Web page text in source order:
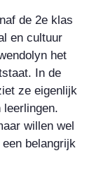
de 2e klas
en cultuur
het
In de
ze eigenlijk
willen wel
belangrijk